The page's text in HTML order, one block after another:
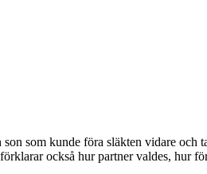
som kunde föra släkten vidare och
också hur partner valdes, hur